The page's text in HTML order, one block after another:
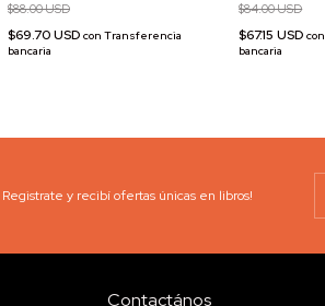
$88.00 USD
$69.70 USD con Transferencia
bancaria
$84.00 USD
$67.15 USDcon
bancaria
Registrate y recibí ofertas únicas en libros!
Contactános